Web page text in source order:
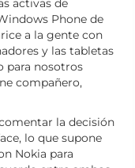
activas de
Phone de
a la gente con
y las tabletas
para nosotros
compañero,
la decisión
lo que supone
Nokia para